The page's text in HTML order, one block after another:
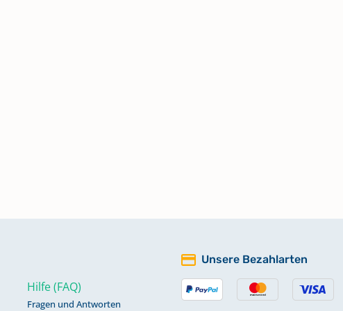
Hilfe (FAQ)
Fragen und Antworten
Unsere Bezahlarten